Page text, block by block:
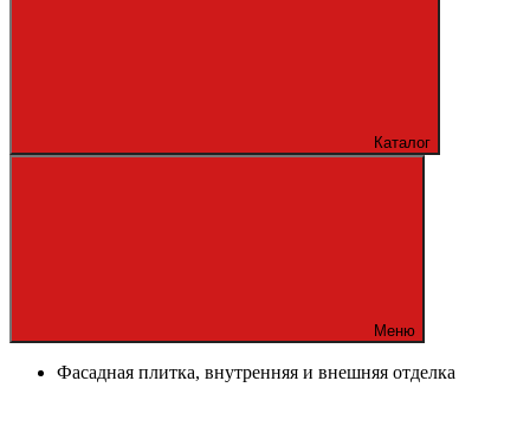
Каталог
Меню
Фасадная плитка, внутренняя и внешняя отделка